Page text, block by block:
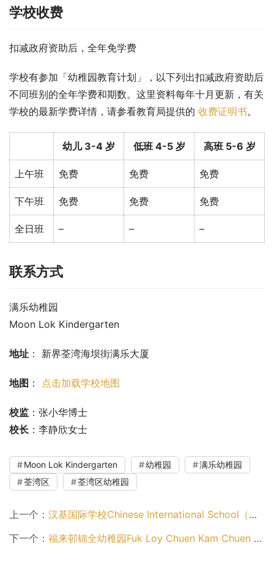
学校收费
扣减政府资助后，全年免学费
学校有参加「幼稚园教育计划」，以下列出扣减政府资助后
不同班别的全年学费和期数。这里资料每年十月更新，有关
学校的最新学费详情，请参看教育局提供的 收费证明书。
幼儿 3-4 岁 低班 4-5 岁 高班 5-6 岁
上午班 免费 免费 免费
下午班 免费 免费 免费
全日班 – – –
联系方式
满乐幼稚园
Moon Lok Kindergarten
地址 ： 新界荃湾海坝街满乐大厦
地图 ： 点击加载学校地图
校监 ：张小华博士
校长 ：李静欣女士
Moon Lok Kindergarten 幼稚园
满乐幼稚园
荃湾区
荃湾区幼稚园
上一个： 汉基国际学校Chinese International School（东区幼稚园）
下一个： 福来邨锦全幼稚园Fuk Loy Chuen Kam Chuen Kindergarten（荃湾区幼稚园）